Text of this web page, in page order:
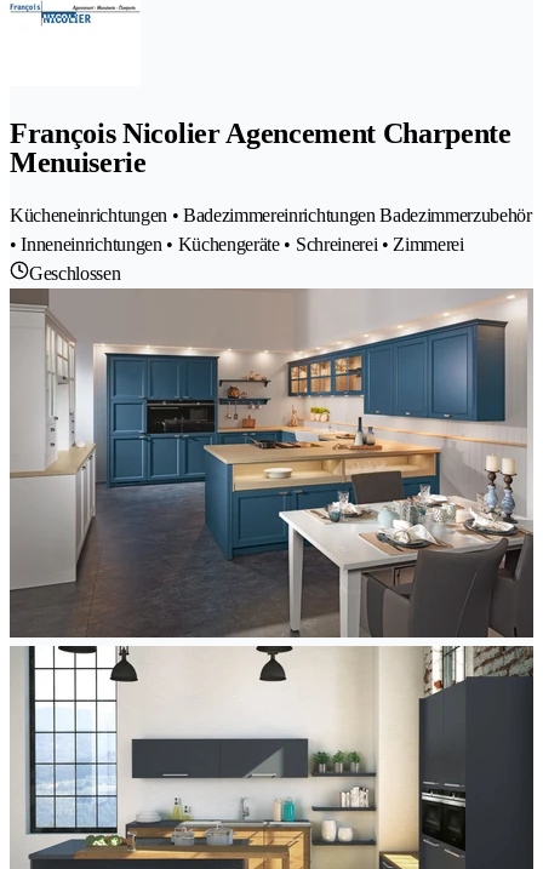
François Nicolier Agencement Charpente
Menuiserie
Kücheneinrichtungen • Badezimmereinrichtungen Badezimmerzubehör
• Inneneinrichtungen • Küchengeräte • Schreinerei • Zimmerei
Geschlossen